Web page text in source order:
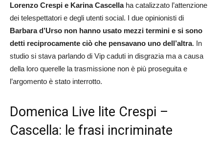
Lorenzo Crespi e Karina Cascellaha catalizzato l’attenzione
dei telespettatori e degli utenti social. I due opinionisti di
Barbara d’Urso non hanno usato mezzi termini e si sono
detti reciprocamente ciò che pensavano uno dell’altra. In
studio si stava parlando di Vip caduti in disgrazia ma a causa
della loro querelle la trasmissione non è più proseguita e
l’argomento è stato interrotto.
Domenica Live lite Crespi –
Cascella: le frasi incriminate